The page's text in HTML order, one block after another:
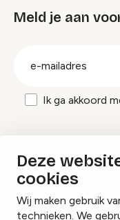
Deze
cookies
Wij maken gebruik
technieken. We
Meld je aan
Ik ga akkoord
Inspiratie en
organiseren?
Lees